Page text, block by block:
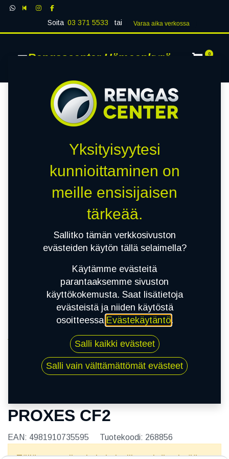
Soita 03 371 5533 tai Varaa aika verk​​​​ossa
Rengascenter Hämeenkyrö 0
215/45R16 86V TOYO PROXES CF2
PROXES CF2
EAN: 4981910735595 Tuotekoodi: 268856
Yksityisyytesi
kunnioittaminen on
meille ensisijaisen
tärkeää.
Sallitko tämän verkkosivuston
evästeiden käytön tällä selaimella?
Käytämme evästeitä
parantaaksemme sivuston
käyttökokemusta. Saat lisätietoja
evästeistä ja niiden käytöstä
osoitteessa Evästekäytäntö.
Salli kaikki evästeet
Salli vain välttämättömät evästeet